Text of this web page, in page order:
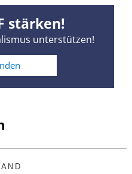
stärken!
unterstützen!